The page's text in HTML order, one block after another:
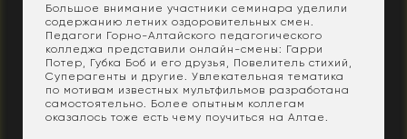
Большое внимание участники семинара уделили
содержанию летних оздоровительных смен.
Педагоги Горно-Алтайского педагогического
колледжа представили онлайн-смены: Гарри
Потер, Губка Боб и его друзья, Повелитель стихий,
Суперагенты и другие. Увлекательная тематика
по мотивам известных мультфильмов разработана
самостоятельно. Более опытным коллегам
оказалось тоже есть чему поучиться на Алтае.